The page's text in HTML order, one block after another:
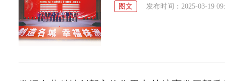
图文 发布时间：2025-03-19